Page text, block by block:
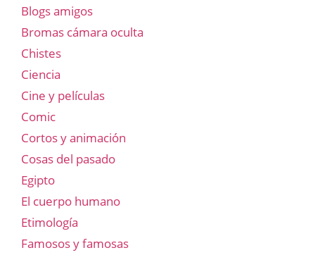
Blogs amigos
Bromas cámara oculta
Chistes
Ciencia
Cine y películas
Comic
Cortos y animación
Cosas del pasado
Egipto
El cuerpo humano
Etimología
Famosos y famosas